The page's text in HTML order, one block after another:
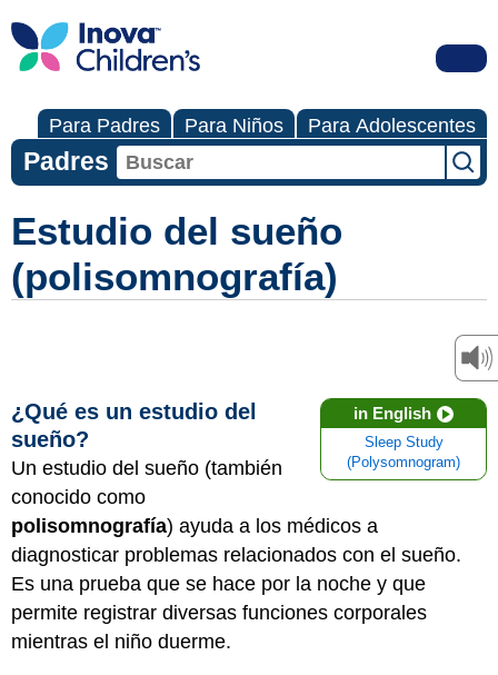
Para Padres Para Niños Para Adolescentes
Padres
Estudio del sueño
(polisomnografía)
in English
Sleep Study
(Polysomnogram)
¿Qué es un estudio del
sueño?
Un estudio del sueño (también
conocido como
polisomnografía) ayuda a los médicos a
diagnosticar problemas relacionados con el sueño.
Es una prueba que se hace por la noche y que
permite registrar diversas funciones corporales
mientras el niño duerme.